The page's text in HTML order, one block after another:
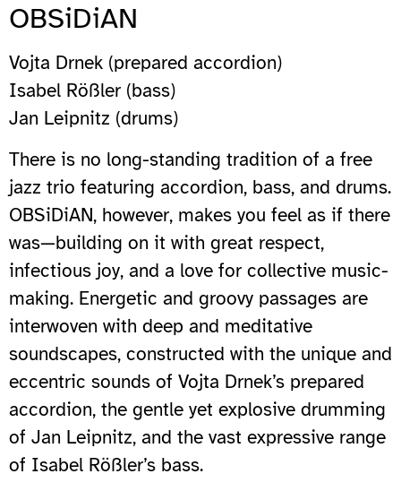
OBSiDiAN
Vojta Drnek (prepared accordion)
Isabel Rößler (bass)
Jan Leipnitz (drums)
There is no long-standing tradition of a free
jazz trio featuring accordion, bass, and drums.
OBSiDiAN, however, makes you feel as if there
was—building on it with great respect,
infectious joy, and a love for collective music-
making. Energetic and groovy passages are
interwoven with deep and meditative
soundscapes, constructed with the unique and
eccentric sounds of Vojta Drnek’s prepared
accordion, the gentle yet explosive drumming
of Jan Leipnitz, and the vast expressive range
of Isabel Rößler’s bass.